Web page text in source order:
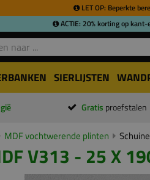
LET OP: Beperkte
ACTIE: 20% korting op
SIERLIJSTEN
Gratis proefstalen
MDF vochtwerende plinten
V313 - 25 X